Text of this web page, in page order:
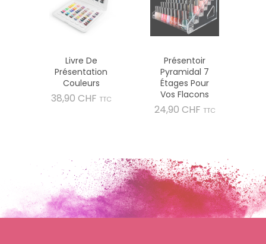
Livre De
Présentation
Couleurs
38,90 CHF Prix
TTC
Présentoir
Pyramidal 7
Étages Pour
Vos Flacons
24,90 CHF Prix
TTC